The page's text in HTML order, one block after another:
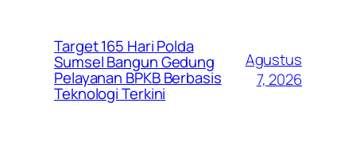
Target 165 Hari Polda
Sumsel Bangun Gedung
Pelayanan BPKB Berbasis
Teknologi Terkini
Agustus
7, 2026